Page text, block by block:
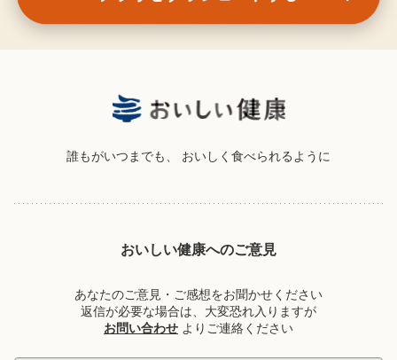
誰もがいつまでも、 おいしく食べられるように
おいしい健康へのご意見
あなたのご意見・ご感想をお聞かせください
返信が必要な場合は、大変恐れ入りますが
お問い合わせ よりご連絡ください